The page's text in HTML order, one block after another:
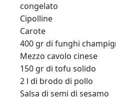
congelato
Cipolline
Carote
400 gr di funghi
Mezzo cavolo cinese
150 gr di tofu solido
2 l di brodo di pollo
Salsa di semi di sesamo